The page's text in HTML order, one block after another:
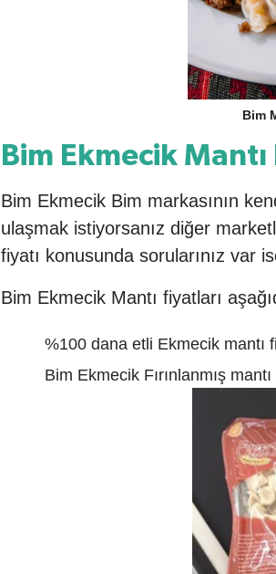
Bim
Bim Ekmecik
Bim Ekmecik Bim markasının
ulaşmak istiyorsanız diğer
fiyatı konusunda sorularınız var
Bim Ekmecik Mantı fiyatları
%100 dana etli Ekmecik mantı
Bim Ekmecik Fırınlanmış